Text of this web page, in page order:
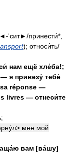
'сит►/принести́*,
); относи́ть/
нам ещё хле́ба!;
я привезу́ тебе́
réponse —
livres — отнеси́те
мне мой
вам [ва́шу]